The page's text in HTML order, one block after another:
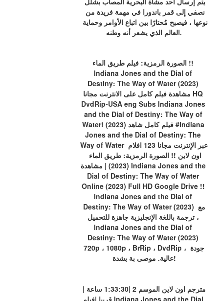
العالم الذي يشعر أنه وطنه.
الصورة الرمزية: فيلم طريق الماء !!
Indiana Jones and the Dial of
Destiny: The Way of Water (2023)
مشاهدة فيلم كامل على الانترنت مجانا HQ
DvdRip-USA eng Subs Indiana Jones
and the Dial of Destiny: The Way of
Water! (2023) فيلم كامل شاهد #Indiana
Jones and the Dial of Destiny: The
Way of Water عبر الإنترنت مجانا 123 افلام
(2023) | مشاهدة Indiana Jones and the
Dial of Destiny: The Way of Water
Online (2023) Full HD Google Drive !!
Indiana Jones and the Dial of
Destiny: The Way of Water (2023) مع
ترجمة باللغة الإنجليزية جاهزة للتحميل ،
Indiana Jones and the Dial of
Destiny: The Way of Water (2023)
720p ، 1080p ، BrRip ، DvdRip ، جودة
عالية. موصى بة بشدة!
مترجم اون لاين الموسم 2 |1:33:30 ساعة |